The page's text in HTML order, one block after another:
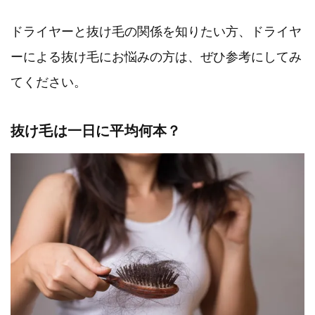
ドライヤーと抜け毛の関係を知りたい方、ドライヤ
ーによる抜け毛にお悩みの方は、ぜひ参考にしてみ
てください。
抜け毛は一日に平均何本？